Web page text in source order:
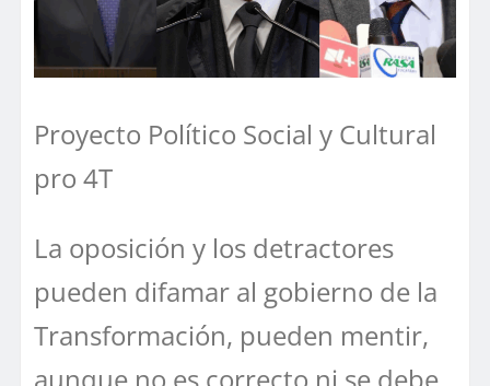
Proyecto Político Social y Cultural
pro 4T
La oposición y los detractores
pueden difamar al gobierno de la
Transformación, pueden mentir,